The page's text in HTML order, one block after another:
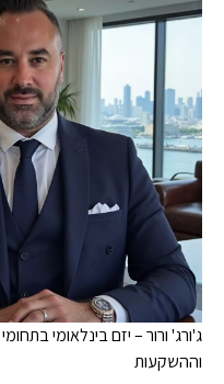
ג'ורג' ורור – יזם בינלאומי
וההשקעות